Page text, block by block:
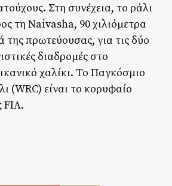
Στη συνέχεια, το ράλι
τη Naivasha, 90 χιλιόμετρα
της πρωτεύουσας, για τις δύο
διαδρομές στο
χαλίκι. Το Παγκόσμιο
(WRC) είναι το κορυφαίο
FIA.